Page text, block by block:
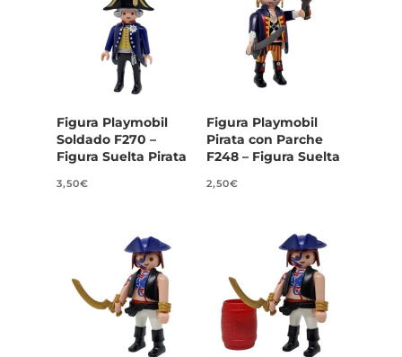
Figura Playmobil
Soldado F270 –
Figura Suelta Pirata
3,50€
Figura Playmobil
Pirata con Parche
F248 – Figura Suelta
2,50€